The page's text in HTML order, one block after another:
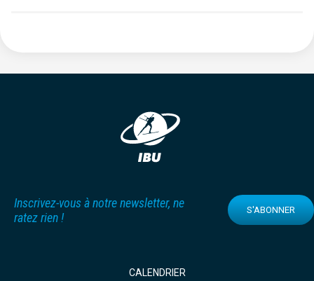
Inscrivez-vous à notre newsletter, ne
ratez rien !
S'ABONNER
CALENDRIER